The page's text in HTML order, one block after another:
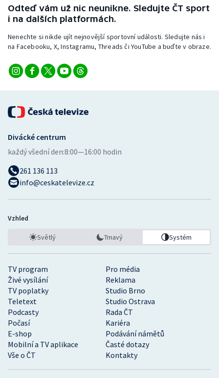
Triatlon
Veslování
Vodní slalom
Ostatní
Odteď vám už nic neunikne. Sledujte ČT sport
i na dalších platformách.
Nenechte si nikde ujít nejnovější sportovní události. Sledujte nás i
na Facebooku, X, Instagramu, Threads či YouTube a buďte v obraze.
TV program
Pro média
Živé vysílání
Reklama
TV poplatky
Studio Brno
Teletext
Studio Ostrava
Podcasty
Rada ČT
Počasí
Kariéra
E-shop
Podávání námětů
Mobilní a TV aplikace
Časté dotazy
Vše o ČT
Kontakty
Divácké centrum
každý všední den:8:00—16:00 hodin
261 136 113
info@ceskatelevize.cz
Vzhled
Světlý Tmavý Systém